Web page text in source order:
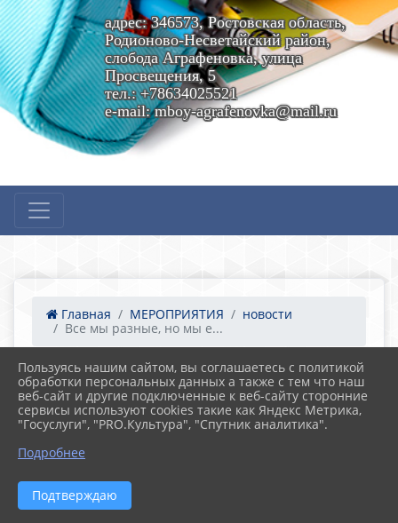
адрес: 346573, Ростовская область,
Родионово-Несветайский район,
слобода Аграфеновка, улица
Просвещения, 5
тел.: +78634025521
e-mail: mboy-agrafenovka@mail.ru
Главная МЕРОПРИЯТИЯ
новости
Все мы разные, но мы е...
18.04.2022 16:36 21
Все мы разные, но мы едины!
Пользуясь нашим сайтом, вы соглашаетесь с политикой
обработки персональных данных а также с тем что наш
веб-сайт и другие подключенные к веб-сайту сторонние
сервисы используют cookies такие как Яндекс Метрика,
"Госуслуги", "PRO.Культура", "Спутник аналитика".
Подробнее
Подтверждаю